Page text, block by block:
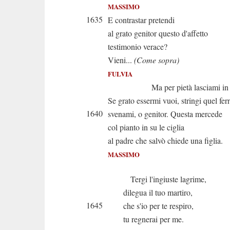
MASSIMO
1635 E contrastar pretendi
al grato genitor questo d'affetto
testimonio verace?
Vieni... (Come sopra)
FULVIA
Ma per pietà lasciami in
Se grato essermi vuoi, stringi quel
1640 svenami, o genitor. Questa mercede
col pianto in su le ciglia
al padre che salvò chiede una figlia.
MASSIMO
Tergi l'ingiuste lagrime,
dilegua il tuo martiro,
1645
che s'io per te respiro,
tu regnerai per me.